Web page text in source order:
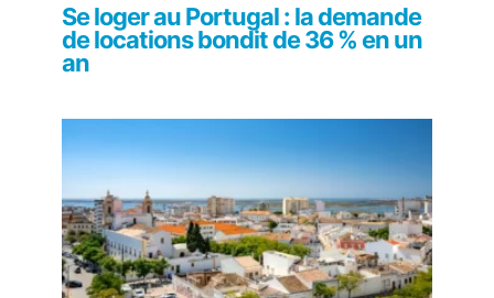
Se loger au Portugal : la demande
de locations bondit de 36 % en un
an